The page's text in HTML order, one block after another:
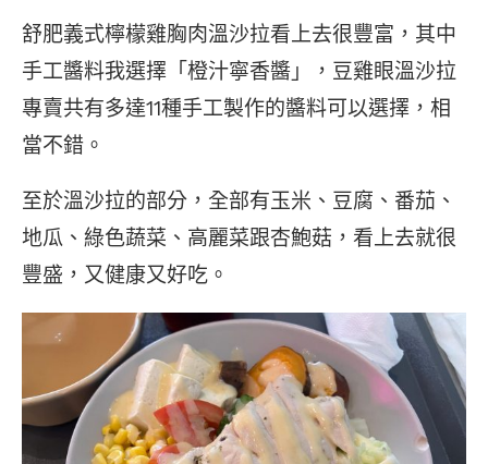
舒肥義式檸檬雞胸肉溫沙拉看上去很豐富，其中
手工醬料我選擇「橙汁寧香醬」，豆雞眼溫沙拉
專賣共有多達11種手工製作的醬料可以選擇，相
當不錯。
至於溫沙拉的部分，全部有玉米、豆腐、番茄、
地瓜、綠色蔬菜、高麗菜跟杏鮑菇，看上去就很
豐盛，又健康又好吃。